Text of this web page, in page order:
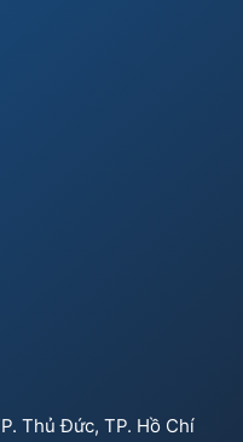
Thủ Đức, TP. Hồ Chí